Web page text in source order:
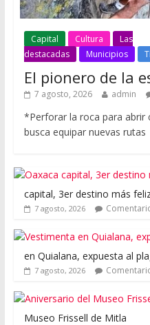
Capital Cultura
Las
destacadas
Municipios
El pionero de la
7 agosto, 2026 admin
*Perforar la roca para abrir
busca equipar nuevas rutas
capital, 3er destino más
7 agosto, 2026
en Quialana, expuesta al
7 agosto, 2026
Museo Frissell de Mitla